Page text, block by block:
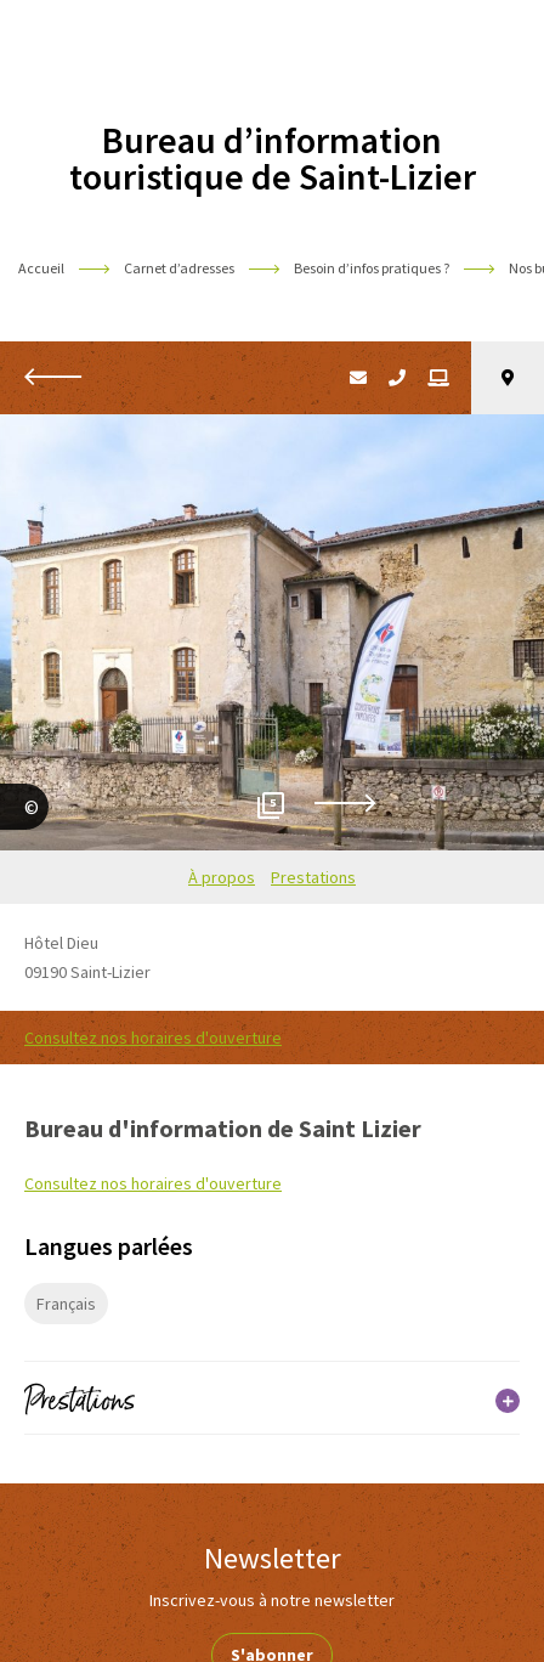
Bureau d’information
touristique de Saint-Lizier
Accueil Carnet d’adresses Besoin d’infos pratiques ? Nos
Retour
Maritchu Saint-Pé--Téqui 5
À propos Prestations
Hôtel Dieu
09190Saint-Lizier
Consultez nos horaires d'ouverture
Bureau d'information de Saint Lizier
Consultez nos horaires d'ouverture
Langues parlées
Français
Prestations
Boutique
Newsletter
Inscrivez-vous à notre newsletter
S'abonner